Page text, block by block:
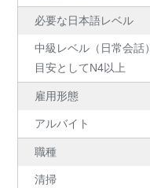
必要な日本語レベル
中級レベル（日常会話）
目安としてN4以上
雇用形態
アルバイト
職種
清掃